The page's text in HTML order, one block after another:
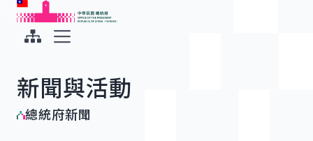
跳到主要內容
中華民國總統府
新聞與活動
總統府新聞